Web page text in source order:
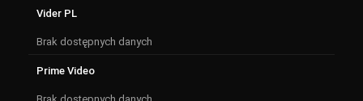
Vider PL
Brak dostępnych danych
Prime Video